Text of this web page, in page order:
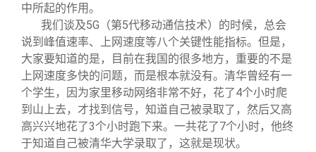
制度法规
联系我们
中所起的作用。
我们谈及5G（第5代移动通信技术）的时候，总会
说到峰值速率、上网速度等八个关键性能指标。但是，
大家要知道的是，目前在我国的很多地方，重要的不是
上网速度多快的问题，而是根本就没有。清华曾经有一
个学生，因为家里移动网络非常不好，花了4个小时爬
到山上去，才找到信号，知道自己被录取了，然后又高
高兴兴地花了3个小时跑下来。一共花了7个小时，他终
于知道自己被清华大学录取了，这就是现状。